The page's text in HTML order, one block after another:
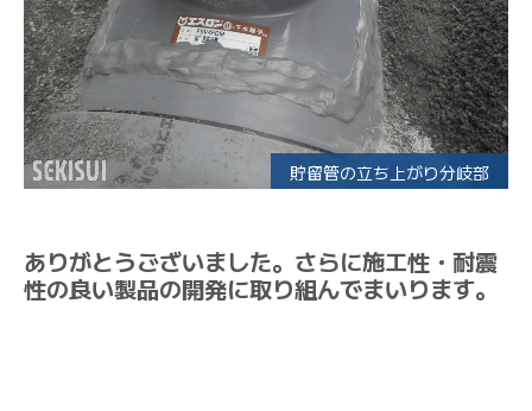
貯留管の立ち上がり分岐部
ありがとうございました。さらに施工性・耐震
性の良い製品の開発に取り組んでまいります。